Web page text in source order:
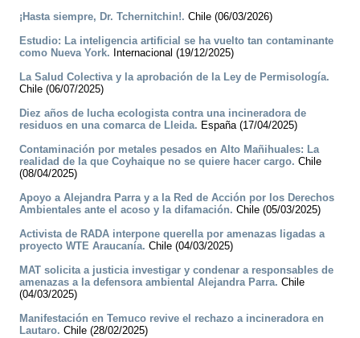
¡Hasta siempre, Dr. Tchernitchin!. Chile (06/03/2026)
Estudio: La inteligencia artificial se ha vuelto tan contaminante
como Nueva York. Internacional (19/12/2025)
La Salud Colectiva y la aprobación de la Ley de Permisología.
Chile (06/07/2025)
Diez años de lucha ecologista contra una incineradora de
residuos en una comarca de Lleida. España (17/04/2025)
Contaminación por metales pesados en Alto Mañihuales: La
realidad de la que Coyhaique no se quiere hacer cargo. Chile
(08/04/2025)
Apoyo a Alejandra Parra y a la Red de Acción por los Derechos
Ambientales ante el acoso y la difamación. Chile (05/03/2025)
Activista de RADA interpone querella por amenazas ligadas a
proyecto WTE Araucanía. Chile (04/03/2025)
MAT solicita a justicia investigar y condenar a responsables de
amenazas a la defensora ambiental Alejandra Parra. Chile
(04/03/2025)
Manifestación en Temuco revive el rechazo a incineradora en
Lautaro. Chile (28/02/2025)